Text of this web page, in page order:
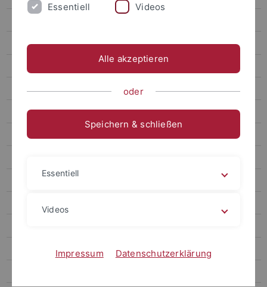
Australien und Neuseeland
Partneruniversitäten
Sprachnachweise
Zentralasien, Kaukasus und Israel
Essentiell Videos
Alle akzeptieren
oder
Speichern & schließen
Essentiell
Videos
Impressum Datenschutzerklärung